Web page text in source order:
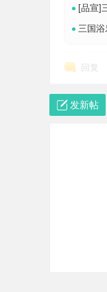
培
• [品宣]
• 三国
回复
发新帖